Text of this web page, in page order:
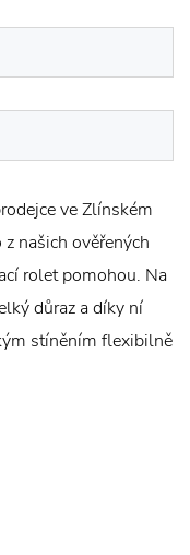
ve Zlínském
našich ověřených
rolet pomohou. Na
důraz a díky ní
stíněním flexibilně